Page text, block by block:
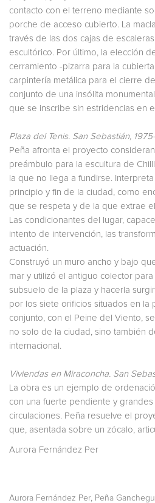
contacto con el terreno mediante
porche de acceso cubierto. La
través de las dos cajas de
escultórico. Por último, la elección
cerramiento -pizarra para la
carpintería metálica para el cierre
conjunto de una insólita
que se inscribe sin estridencias en
Plaza del Tenis. San Sebastián,
Peña afronta el proyecto
preámbulo para la escultura de
la que no llega a fundirse.
principio y fin de la ciudad, como
que se respeta y de la que extrae
Las condicionantes del lugar,
intento de intervención, las
actuación.
Construyó un muro ancho y bajo
mar y utilizó el antiguo colector para
subsuelo de la plaza y hacerla
por los siete orificios situados en la
conjunto, con el Peine del Viento,
no solo de la ciudad, sino también
internacional.
Viviendas en Miraconcha. San
La obra es un ejemplo de
con una fuerte pendiente y
circulaciones. Peña resuelve el
que, asentada sobre un zócalo,
Aurora Fernández Per
Aurora Fernández Per Peña